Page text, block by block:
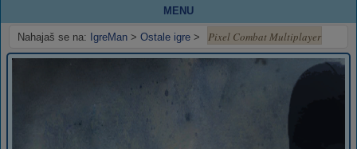
MENU
Nahajaš se na: IgreMan > Ostale igre > Pixel Combat Multiplayer